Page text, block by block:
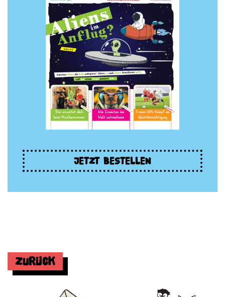
JETZT BESTELLEN
Zurück